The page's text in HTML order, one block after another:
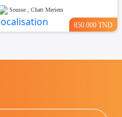
Sousse , Chatt Meriem
850.000 TND